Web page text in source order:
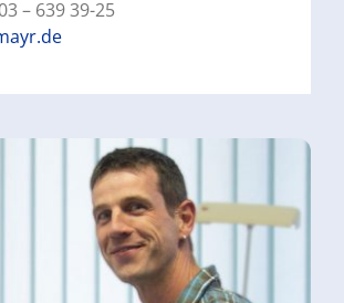
– 639 39-25